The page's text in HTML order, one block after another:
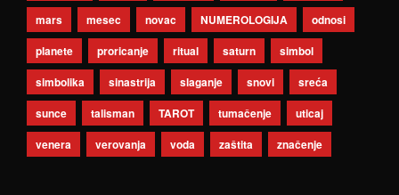
mars
mesec novac NUMEROLOGIJA
odnosi
planete
proricanje ritual saturn
simbol
simbolika
sinastrija slaganje snovi
sreća
sunce
talisman TAROT tumačenje
uticaj
venera
verovanja voda zaštita značenje